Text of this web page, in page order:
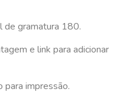
de gramatura 180.
e link para adicionar
para impressão.